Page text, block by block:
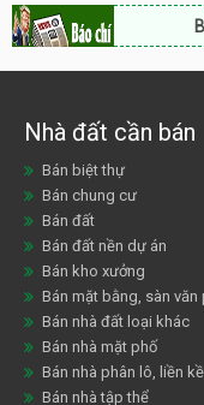
Bất
Nhà đất cần bán
Bán biệt thự
Bán chung cư
Bán đất
Bán đất nền dự án
Bán kho xưởng
Bán mặt bằng, sàn văn
Bán nhà đất loại khác
Bán nhà mặt phố
Bán nhà phân lô, liền kề
Bán nhà tập thể